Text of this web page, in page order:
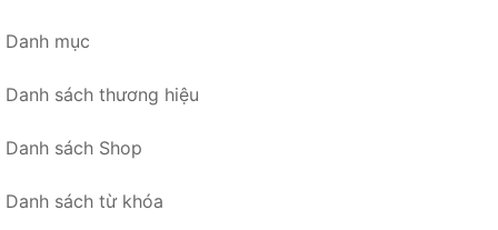
Danh mục
Danh sách thương hiệu
Danh sách Shop
Danh sách từ khóa